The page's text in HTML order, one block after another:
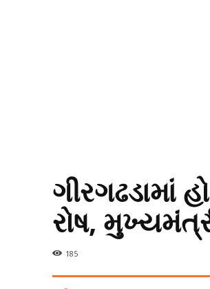
ગીરગઢડામાં
રોષ,
185